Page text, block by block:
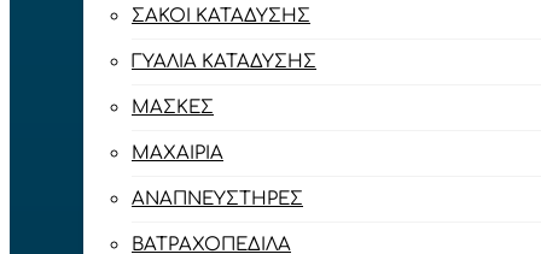
ΣΆΚΟΙ ΚΑΤΆΔΥΣΗΣ
ΓΥΑΛΙΆ ΚΑΤΆΔΥΣΗΣ
ΜΆΣΚΕΣ
ΜΑΧΑΊΡΙΑ
ΑΝΑΠΝΕΥΣΤΉΡΕΣ
ΒΑΤΡΑΧΟΠΈΔΙΛΑ